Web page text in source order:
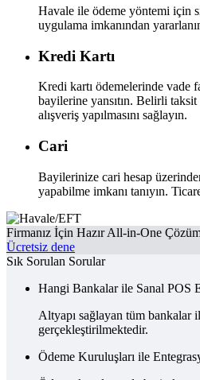
Havale ile ödeme yöntemi için
uygulama imkanından
Kredi Kartı
Kredi kartı ödemelerinde vade
bayilerine yansıtın. Belirli taksit
alışveriş yapılmasını sağlayın.
Cari
Bayilerinize cari hesap
yapabilme imkanı tanıyın.
Firmanız İçin Hazır All-in-One
Ücretsiz dene
Sık Sorulan Sorular
Hangi Bankalar ile Sanal POS
Altyapı sağlayan tüm bankalar
gerçekleştirilmektedir.
Ödeme Kuruluşları ile